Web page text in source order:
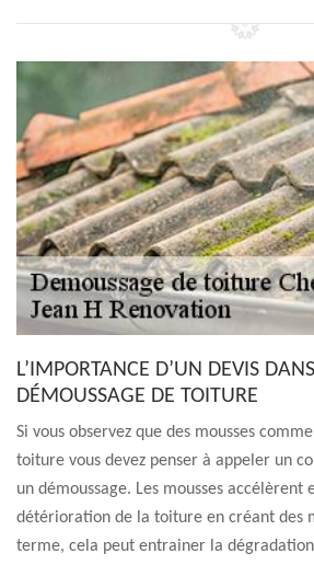
L’IMPORTANCE D’UN DEVIS
DÉMOUSSAGE DE TOITURE
Si vous observez que des mousses
toiture vous devez penser à appeler un
un démoussage. Les mousses accélèrent
détérioration de la toiture en créant des
terme, cela peut entrainer la